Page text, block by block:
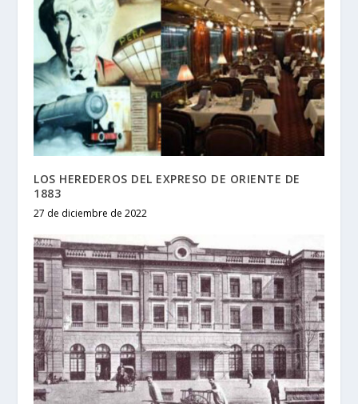
LOS HEREDEROS DEL EXPRESO DE ORIENTE DE
1883
27 de diciembre de 2022